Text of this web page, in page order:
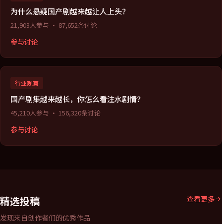
为什么悬疑国产剧越来越让人上头？
21,903人参与 · 87,652条讨论
参与讨论
行业观察
国产剧集越来越长，你怎么看注水剧情？
45,210人参与 · 156,320条讨论
参与讨论
精选投稿
发现来自创作者们的优秀作品
查看更多